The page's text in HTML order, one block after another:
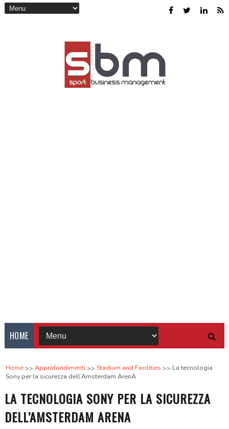
HOME
Home Approfondimenti Stadium and Facilities
La tecnologia
Sony per la sicurezza dell’Amsterdam ArenA
LA TECNOLOGIA SONY PER LA SICUREZZA
DELL’AMSTERDAM ARENA